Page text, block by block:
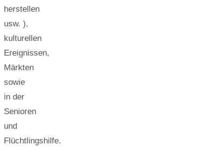
herstellen
usw. ),
kulturellen
Ereignissen,
Märkten
sowie
in der
Senioren
und
Flüchtlingshilfe.